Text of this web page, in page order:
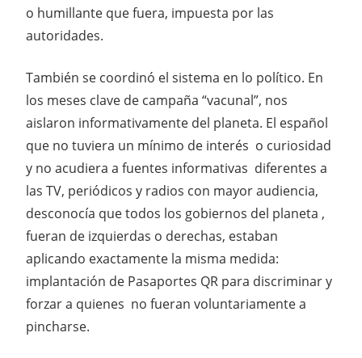
o humillante que fuera, impuesta por las
autoridades.
También se coordinó el sistema en lo político. En
los meses clave de campaña “vacunal”, nos
aislaron informativamente del planeta. El español
que no tuviera un mínimo de interés o curiosidad
y no acudiera a fuentes informativas diferentes a
las TV, periódicos y radios con mayor audiencia,
desconocía que todos los gobiernos del planeta ,
fueran de izquierdas o derechas, estaban
aplicando exactamente la misma medida:
implantación de Pasaportes QR para discriminar y
forzar a quienes no fueran voluntariamente a
pincharse.